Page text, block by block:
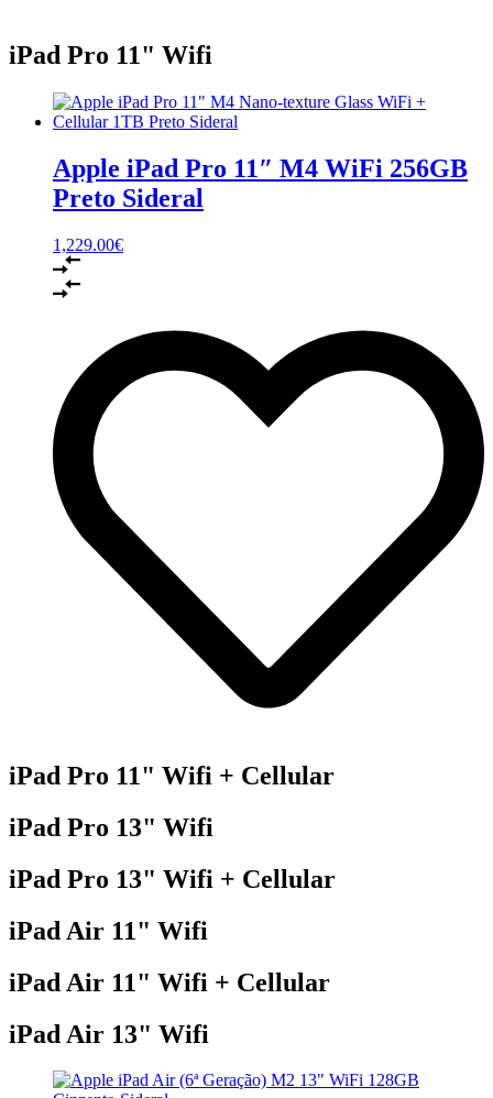
iPad Pro 11" Wifi
Apple iPad Pro 11″ M4 WiFi 256GB
Preto Sideral
1,229.00€
iPad Pro 11" Wifi + Cellular
iPad Pro 13" Wifi
iPad Pro 13" Wifi + Cellular
iPad Air 11" Wifi
iPad Air 11" Wifi + Cellular
iPad Air 13" Wifi